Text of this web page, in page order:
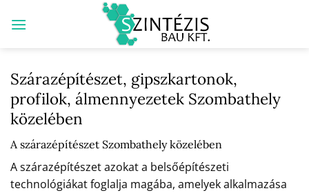
Szárazépítészet, gipszkartonok,
profilok, álmennyezetek Szombathely
közelében
A szárazépítészet Szombathely közelében
A szárazépítészet azokat a belsőépítészeti
technológiákat foglalja magába, amelyek alkalmazása